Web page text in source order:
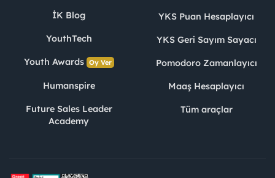
İK Blog
YouthTech
Youth Awards Oy Ver
Humanspire
Future Sales Leader
Academy
YKS Puan Hesaplayıcı
YKS Geri Sayım Sayacı
Pomodoro Zamanlayıcı
Maaş Hesaplayıcı
Tüm araçlar